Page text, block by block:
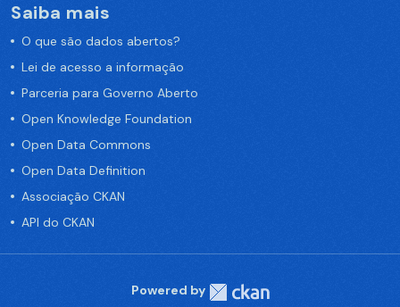
Saiba mais
O que são dados abertos?
Lei de acesso a informação
Parceria para Governo Aberto
Open Knowledge Foundation
Open Data Commons
Open Data Definition
Associação CKAN
API do CKAN
Powered by